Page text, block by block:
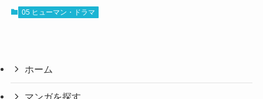
05 ヒューマン・ドラマ
ホーム
マンガを探す